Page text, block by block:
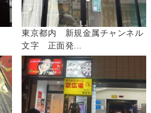
東京都内 新規金属チャンネル
文字 正面発...